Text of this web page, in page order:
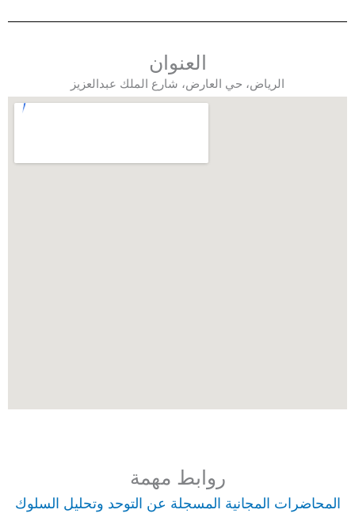
العنوان
الرياض، حي العارض، شارع الملك عبدالعزيز
روابط مهمة
المحاضرات المجانية المسجلة عن التوحد وتحليل السلوك